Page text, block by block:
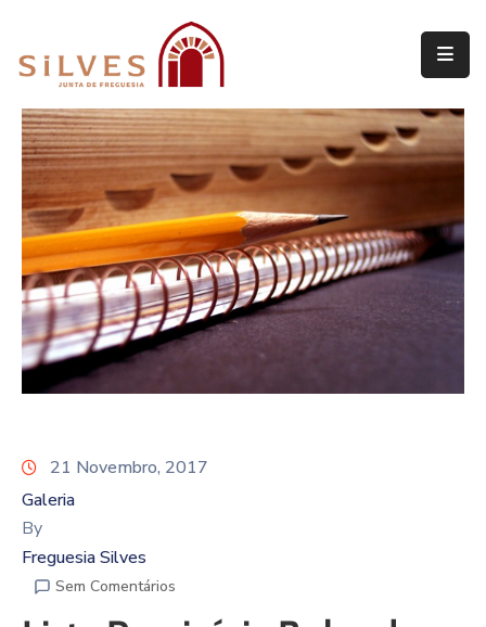
Junta
de
Freguesia
Assembleia
de
Freguesia
Projetos
21 Novembro, 2017
Galeria
By
Freguesia Silves
Sem Comentários